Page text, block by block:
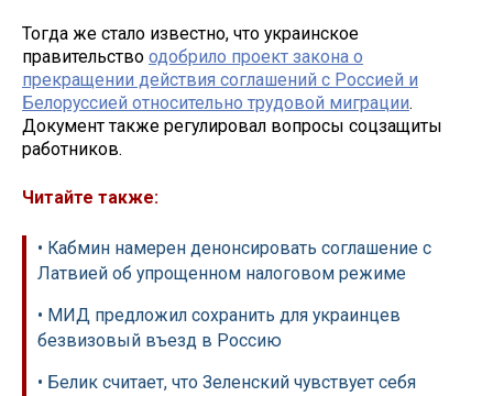
Тогда же стало известно, что украинское
правительство одобрило проект закона о
прекращении действия соглашений с Россией и
Белоруссией относительно трудовой миграции.
Документ также регулировал вопросы соцзащиты
работников.
Читайте также:
• Кабмин намерен денонсировать соглашение с
Латвией об упрощенном налоговом режиме
• МИД предложил сохранить для украинцев
безвизовый въезд в Россию
• Белик считает, что Зеленский чувствует себя